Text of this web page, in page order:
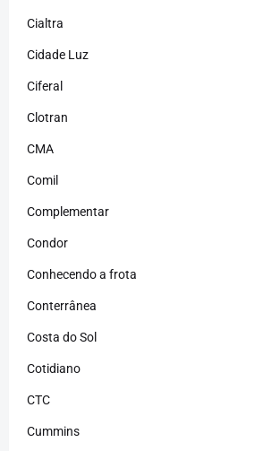
Cialtra
Cidade Luz
Ciferal
Clotran
CMA
Comil
Complementar
Condor
Conhecendo a frota
Conterrânea
Costa do Sol
Cotidiano
CTC
Cummins